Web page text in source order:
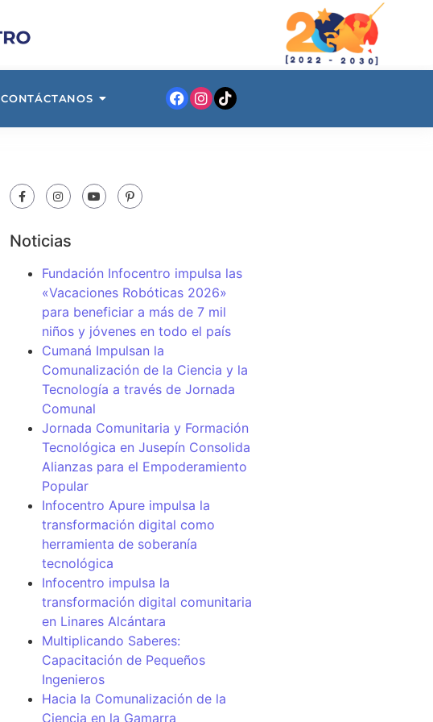
CONTÁCTANOS
Noticias
Fundación Infocentro impulsa las
«Vacaciones Robóticas 2026»
para beneficiar a más de 7 mil
niños y jóvenes en todo el país
Cumaná Impulsan la
Comunalización de la Ciencia y la
Tecnología a través de Jornada
Comunal
Jornada Comunitaria y Formación
Tecnológica en Jusepín Consolida
Alianzas para el Empoderamiento
Popular
Infocentro Apure impulsa la
transformación digital como
herramienta de soberanía
tecnológica
Infocentro impulsa la
transformación digital comunitaria
en Linares Alcántara
Multiplicando Saberes:
Capacitación de Pequeños
Ingenieros
Hacia la Comunalización de la
Ciencia en la Gamarra